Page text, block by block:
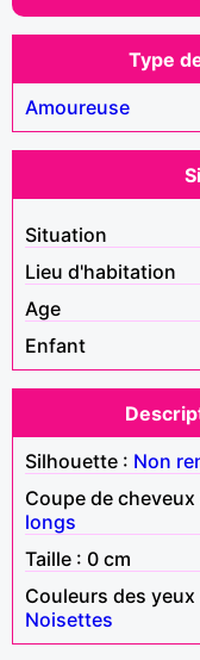
Type
Amoureuse
Situation
Lieu d'habitation
Age
Enfant
Silhouette : Non
Coupe de cheveux
longs
Taille : 0 cm
Couleurs des yeux
Noisettes